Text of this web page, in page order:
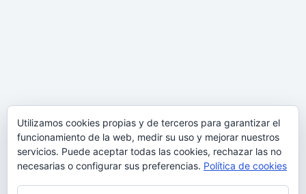
Utilizamos cookies propias y de terceros para garantizar el
funcionamiento de la web, medir su uso y mejorar nuestros
servicios. Puede aceptar todas las cookies, rechazar las no
necesarias o configurar sus preferencias. Política de cookies